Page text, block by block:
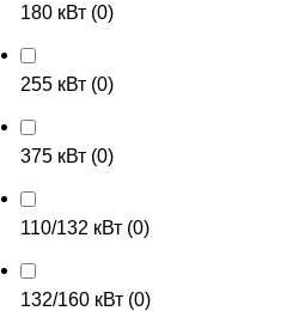
180 кВт (0)
255 кВт (0)
375 кВт (0)
110/132 кВт (0)
132/160 кВт (0)